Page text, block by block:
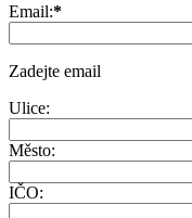
Email:*
Zadejte email
Ulice:
Město:
IČO: